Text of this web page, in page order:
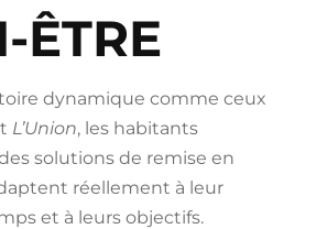
ÊTRE
dynamique comme ceux
L’Union, les habitants
solutions de remise en
réellement à leur
et à leurs objectifs.